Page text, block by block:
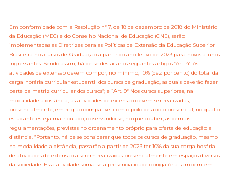
Em conformidade com a Resolução nº 7, de 18 de dezembro de 2018 do Ministério
da Educação (MEC) e do Conselho Nacional de Educação (CNE), serão
implementadas as Diretrizes para as Políticas de Extensão da Educação Superior
Brasileira nos cursos de Graduação a partir do ano letivo de 2023 para novos alunos
ingressantes. Sendo assim, há de se destacar os seguintes artigos:“Art. 4º As
atividades de extensão devem compor, no mínimo, 10% (dez por cento) do total da
carga horária curricular estudantil dos cursos de graduação, as quais deverão fazer
parte da matriz curricular dos cursos”; e “Art. 9º Nos cursos superiores, na
modalidade a distância, as atividades de extensão devem ser realizadas,
presencialmente, em região compatível com o polo de apoio presencial, no qual o
estudante esteja matriculado, observando-se, no que couber, as demais
regulamentações, previstas no ordenamento próprio para oferta de educação a
distância. ”Portanto, há de se considerar que todos os cursos de graduação, mesmo
na modalidade a distância, passarão a partir de 2023 ter 10% da sua carga horária
de atividades de extensão a serem realizadas presencialmente em espaços diversos
da sociedade. Essa atividade soma-se a presencialidade obrigatória também em